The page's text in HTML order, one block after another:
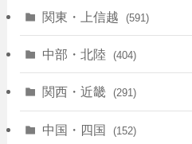
(128)
(10)
(17)
関東・上信越 (591)
(146)
(40)
中部・北陸 (404)
(13)
(83)
関西・近畿 (291)
(39)
中国・四国 (152)